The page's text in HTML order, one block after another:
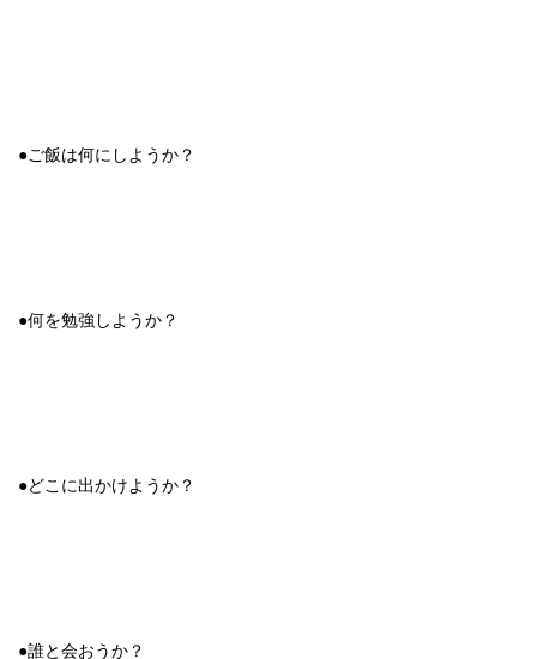
●ご飯は何にしようか？
●何を勉強しようか？
●どこに出かけようか？
●誰と会おうか？